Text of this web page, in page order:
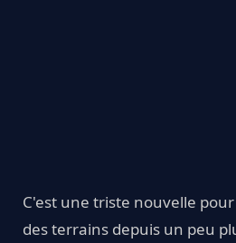
C'est une triste nouvelle
des terrains depuis un peu